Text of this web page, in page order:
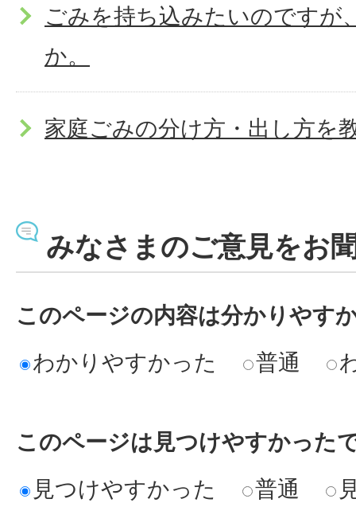
ごみを持ち込みたいのですが
か。
家庭ごみの分け方・出し方を
不用品をリサイクルしたいの
みなさまのご意見をお
このページの内容は分かりやす
わかりやすかった
普通
このページは見つけやすかった
見つけやすかった
普通